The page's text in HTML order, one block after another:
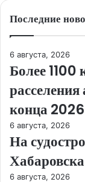
Последние
6 августа, 2026
Более 1100
конца 2026
6 августа, 2026
На
6 августа, 2026